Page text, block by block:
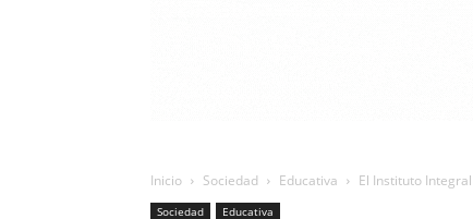
Inicio Sociedad Educativa El Instituto
Sociedad Educativa